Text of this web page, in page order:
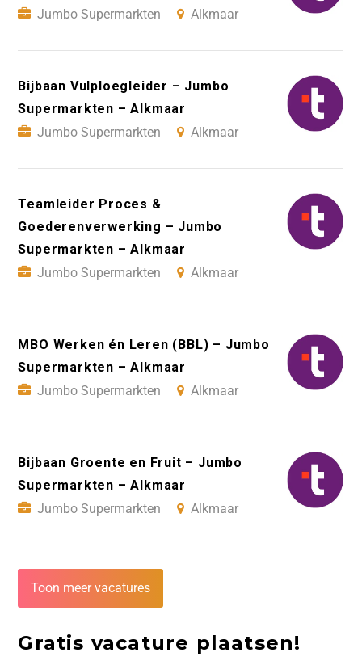
Jumbo Supermarkten Alkmaar
Bijbaan Vulploegleider – Jumbo
Supermarkten – Alkmaar
Jumbo Supermarkten
Alkmaar
Teamleider Proces &
Goederenverwerking – Jumbo
Supermarkten – Alkmaar
Jumbo Supermarkten
Alkmaar
MBO Werken én Leren (BBL) – Jumbo
Supermarkten – Alkmaar
Jumbo Supermarkten
Alkmaar
Bijbaan Groente en Fruit – Jumbo
Supermarkten – Alkmaar
Jumbo Supermarkten
Alkmaar
Toon meer vacatures
Gratis vacature plaatsen!